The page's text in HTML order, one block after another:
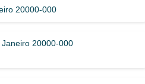
20000-000
20000-000